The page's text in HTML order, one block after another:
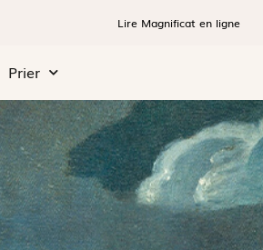
Lire Magnificat en ligne
Prier